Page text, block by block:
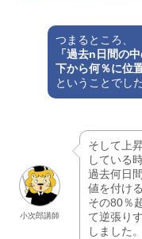
つまるところ、
「過去n日間の
下から何％に位
ということでした
小次郎講師
そして上
している
過去何日
値を付け
その80％
て逆張り
しました。